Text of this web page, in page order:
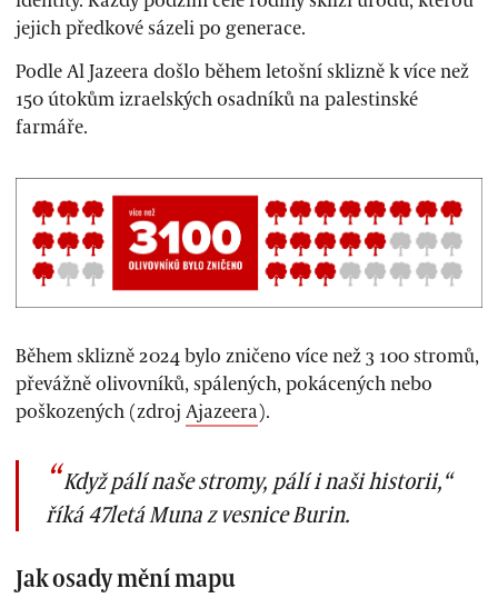
jejich předkové sázeli po generace.
Podle Al Jazeera došlo během letošní sklizně k více než
150 útokům izraelských osadníků na palestinské
farmáře.
Během sklizně 2024 bylo zničeno více než 3 100 stromů,
převážně olivovníků, spálených, pokácených nebo
poškozených (zdroj Ajazeera).
Když pálí naše stromy, pálí i naši historii,“
říká 47letá Muna z vesnice Burin.
Jak osady mění mapu